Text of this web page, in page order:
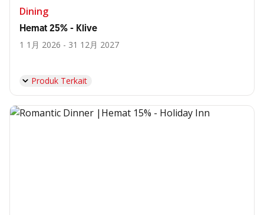
Dining
Hemat 25% - Klive
1 1月 2026 - 31 12月 2027
Produk Terkait